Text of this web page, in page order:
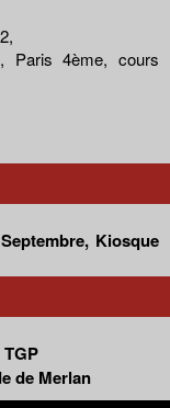
Paris 4ème, cours
Kiosque
de Merlan